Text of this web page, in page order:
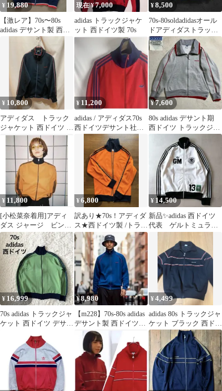
¥ 19,880
【激レア】70s〜80s
adidas デサント製 西ド
イツ トラックジャケ
現在 ¥7,000
adidas トラックジャケ
ット 西ドイツ製 70s
¥8,500
70s-80soldadidasオール
ドアディダストラック
ジャケットデサント刺
繍
¥ 10,800
アディダス トラック
ジャケット 西ドイツ デ
サント ビンテージ ジ
ャージ 黒 L
¥ 11,200
adidas / アディダス70s
西ドイツデサント社製
トラックジャケット
¥7,600
80s adidas デサント期
西ドイツ トラックジャ
ケット トレフォイル
¥ 11,800
[小松菜奈着用]アディ
ダス ジャージ ビンテ
ージ
¥6,800
訳あり★70s！アディダ
ス★西ドイツ製 /トラッ
クジャケット/目無し
¥ 14,500
新品✨adidas 西ドイツ
代表 ゲルトミュラー
¥ 16,999
70s adidas トラックジャ
ケット 西ドイツ デサン
¥8,980
【m228】70s-80s adidas
デサント製 西ドイツト
ラックジャケット
¥4,499
adidas 80s トラックジャ
ケット ブラック 西ドイ
ツ製 短丈 Y2K